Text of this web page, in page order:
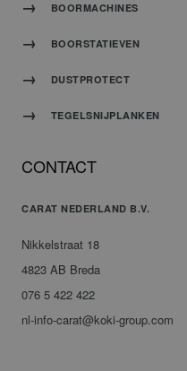
BOORMACHINES
BOORSTATIEVEN
DUSTPROTECT
TEGELSNIJPLANKEN
CONTACT
CARAT NEDERLAND B.V.
Nikkelstraat 18
4823 AB Breda
076 5 422 422
nl-info-carat@koki-group.com